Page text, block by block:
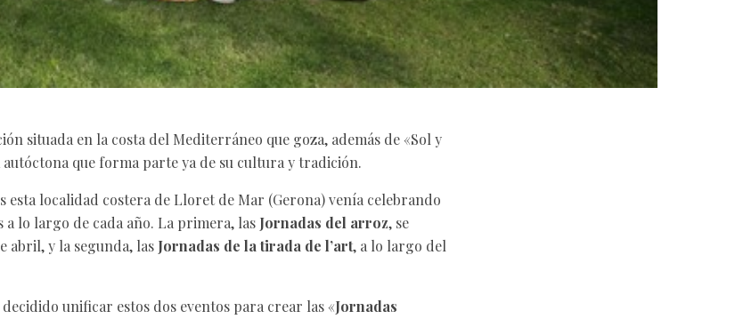
situada en la costa del Mediterráneo que goza, además de «Sol y
que forma parte ya de su cultura y tradición.
esta localidad costera de Lloret de Mar (Gerona) venía celebrando
lo largo de cada año. La primera, las Jornadas del arroz, se
abril, y la segunda, las Jornadas de la tirada de l’art, a lo largo del
unificar estos dos eventos para crear las «Jornadas